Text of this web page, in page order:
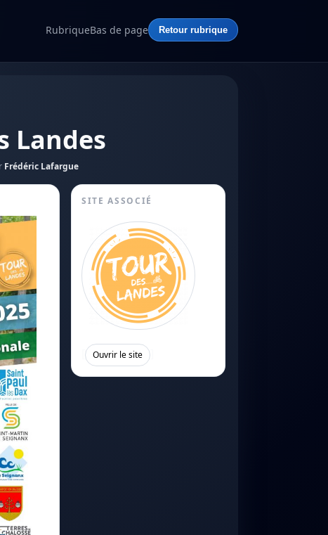
RubriqueBas de page Retour rubrique
Landes
Frédéric Lafargue
SITE ASSOCIÉ
Ouvrir le site